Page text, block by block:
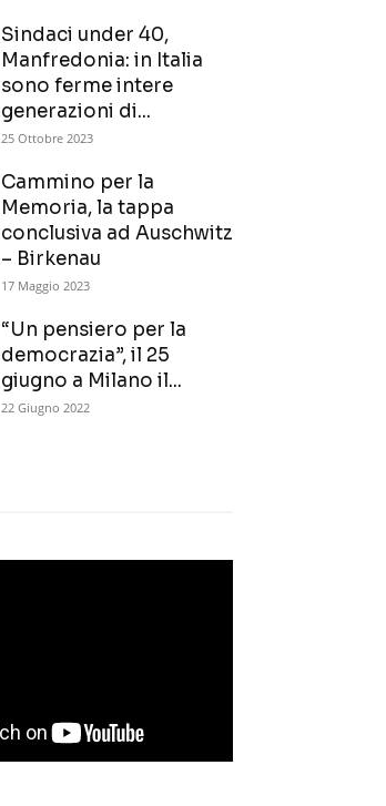
Sindaci under 40,
Manfredonia: in Italia
sono ferme intere
generazioni di...
25 Ottobre 2023
Cammino per la
Memoria, la tappa
conclusiva ad Auschwitz
– Birkenau
17 Maggio 2023
“Un pensiero per la
democrazia”, il 25
giugno a Milano il...
22 Giugno 2022